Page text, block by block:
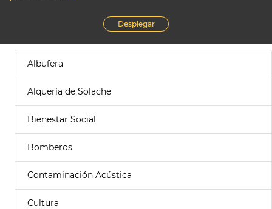
Desplegar
Albufera
Alquería de Solache
Bienestar Social
Bomberos
Contaminación Acústica
Cultura